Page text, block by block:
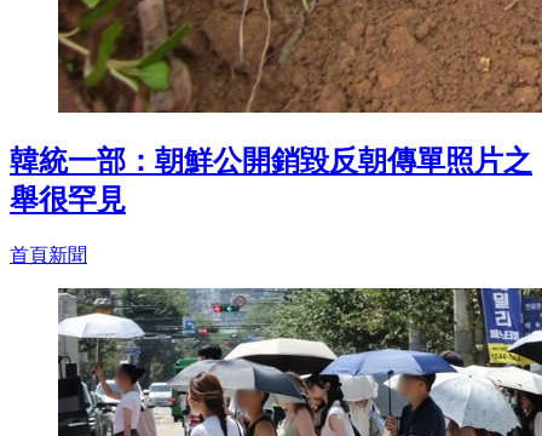
韓統一部：朝鮮公開銷毀反朝傳單照片之
舉很罕見
首頁新聞